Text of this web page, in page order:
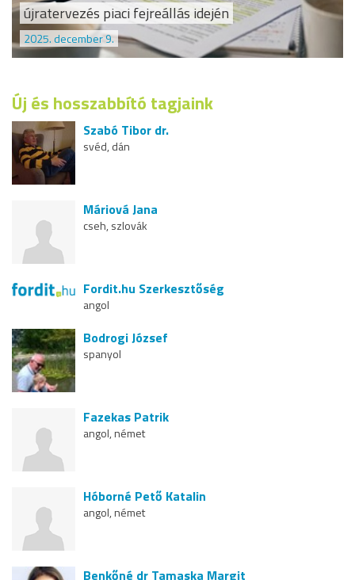
újratervezés piaci fejreállás idején
2025. december 9.
Új és hosszabbító tagjaink
Szabó Tibor dr.
svéd, dán
Máriová Jana
cseh, szlovák
Fordit.hu Szerkesztőség
angol
Bodrogi József
spanyol
Fazekas Patrik
angol, német
Hóborné Pető Katalin
angol, német
Benkőné dr Tamaska Margit